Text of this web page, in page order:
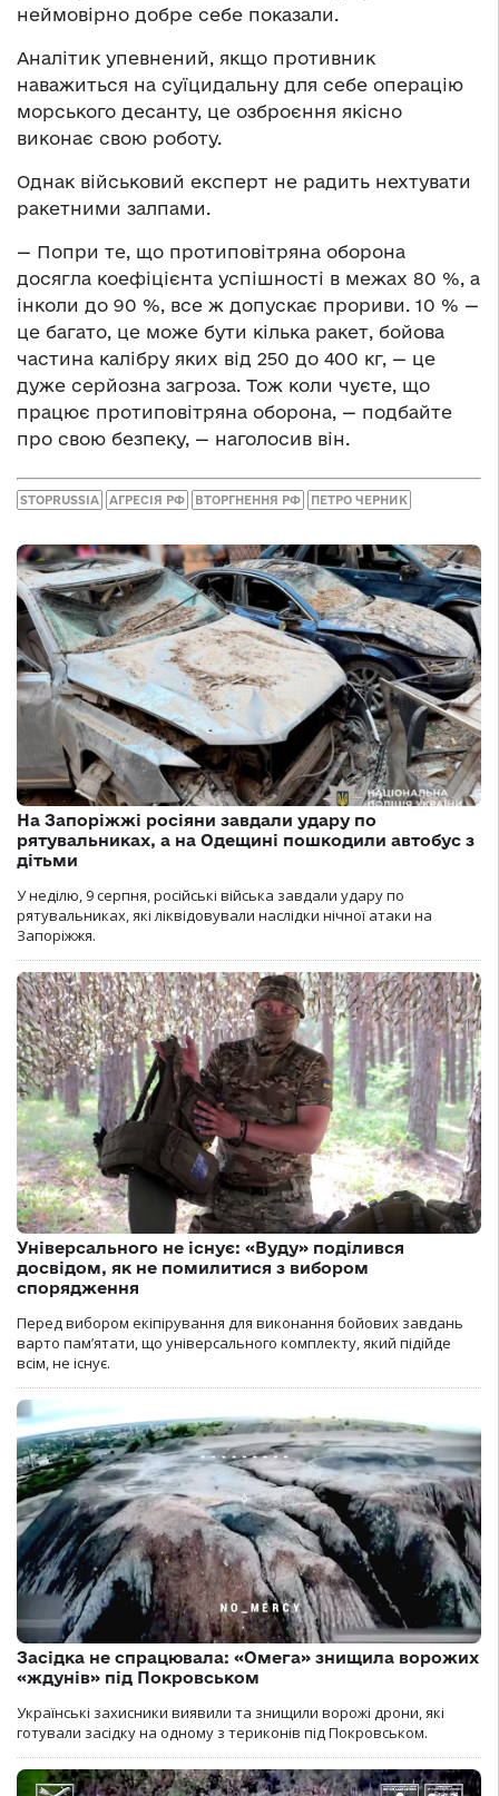
неймовірно добре себе показали.
Аналітик упевнений, якщо противник
наважиться на суїцидальну для себе операцію
морського десанту, це озброєння якісно
виконає свою роботу.
Однак військовий експерт не радить нехтувати
ракетними залпами.
— Попри те, що протиповітряна оборона
досягла коефіцієнта успішності в межах 80 %, а
інколи до 90 %, все ж допускає прориви. 10 % —
це багато, це може бути кілька ракет, бойова
частина калібру яких від 250 до 400 кг, — це
дуже серйозна загроза. Тож коли чуєте, що
працює протиповітряна оборона, — подбайте
про свою безпеку, — наголосив він.
STOPRUSSIA АГРЕСІЯ РФ ВТОРГНЕННЯ РФ ПЕТРО ЧЕРНИК
На Запоріжжі росіяни завдали удару по
рятувальниках, а на Одещині пошкодили автобус з
дітьми
У неділю, 9 серпня, російські війська завдали удару по
рятувальниках, які ліквідовували наслідки нічної атаки на
Запоріжжя.
Універсального не існує: «Вуду» поділився
досвідом, як не помилитися з вибором
спорядження
Перед вибором екіпірування для виконання бойових завдань
варто пам’ятати, що універсального комплекту, який підійде
всім, не існує.
Засідка не спрацювала: «Омега» знищила ворожих
«ждунів» під Покровськом
Українські захисники виявили та знищили ворожі дрони, які
готували засідку на одному з териконів під Покровськом.